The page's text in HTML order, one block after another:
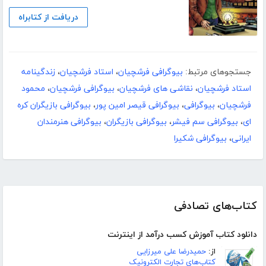
کتاب‌های تصادفی
دانلود کتاب آموزش کسب درآمد از اینترنت
از: حمیدرضا علی میرزایی
کتاب‌های تجارت الکترونیک
دریافت از کتابراه
جستجوهای مرتبط: بیوگرافی فرشچیان، استاد فرشچیان، زندگینامه
استاد فرشچیان، نقاشی های فرشچیان، بیوگرافی فرشچیان، محمود
فرشچیان، بیوگرافی، بیوگرافی قیصر امین پور، بیوگرافی بازیگران کره
ای، بیوگرافی سم فیشر، بیوگرافی بازیگران، بیوگرافی هنرمندان
ایرانی، بیوگرافی شکیرا